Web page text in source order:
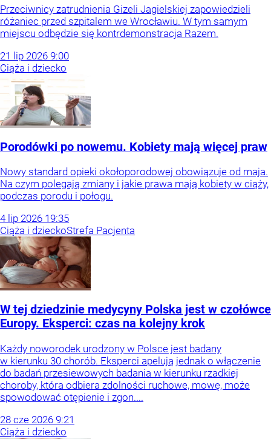
Przeciwnicy zatrudnienia Gizeli Jagielskiej zapowiedzieli
różaniec przed szpitalem we Wrocławiu. W tym samym
miejscu odbędzie się kontrdemonstracja Razem.
21 lip 2026 9:00
Ciąża i dziecko
Porodówki po nowemu. Kobiety mają więcej praw
Nowy standard opieki okołoporodowej obowiązuje od maja.
Na czym polegają zmiany i jakie prawa mają kobiety w ciąży,
podczas porodu i połogu.
4 lip 2026 19:35
Ciąża i dzieckoStrefa Pacjenta
W tej dziedzinie medycyny Polska jest w czołówce
Europy. Eksperci: czas na kolejny krok
Każdy noworodek urodzony w Polsce jest badany
w kierunku 30 chorób. Eksperci apelują jednak o włączenie
do badań przesiewowych badania w kierunku rzadkiej
choroby, która odbiera zdolności ruchowe, mowę, może
spowodować otępienie i zgon....
28 cze 2026 9:21
Ciąża i dziecko